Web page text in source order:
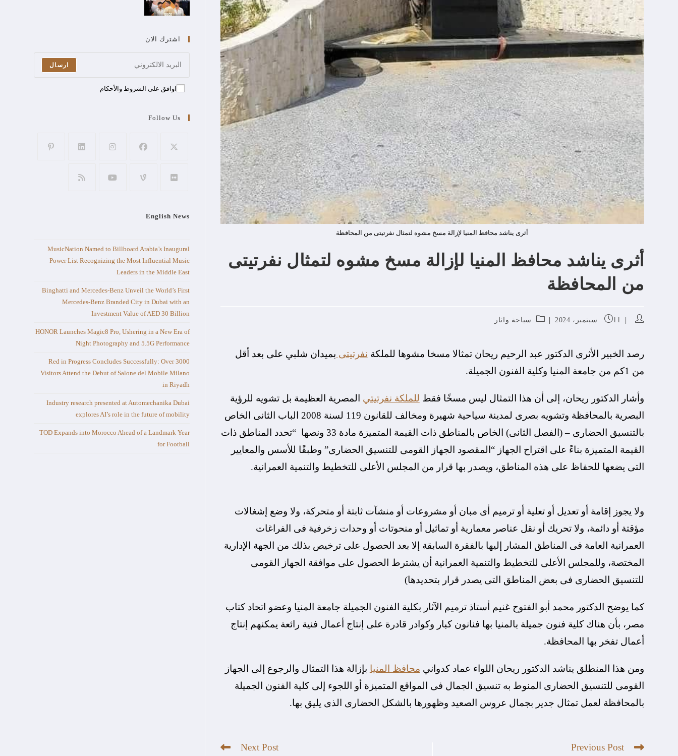
أثرى يناشد محافظ المنيا لإزالة مسخ مشوه لتمثال نفرتيتى من المحافظة
أثرى يناشد محافظ المنيا لإزالة مسخ مشوه لتمثال نفرتيتى
من المحافظة
11 سبتمبر، 2024 سياحة واثار
رصد الخبير الأثرى الدكتور عبد الرحيم ريحان تمثالا مسخا مشوها للملكة نفرتيتى بميدان شلبي على بعد أقل
من 1كم من جامعة المنيا وكلية الفنون الجميلة.
وأشار الدكتور ريحان، إلى أن هذا التمثال ليس مسخًا فقط للملكة نفرتيتي المصرية العظيمة بل تشويه للرؤية
البصرية بالمحافظة وتشويه بصرى لمدينة سياحية شهيرة ومخالف للقانون 119 لسنة 2008 الباب الثانى الخاص
بالتنسيق الحضارى – (الفصل الثانى) الخاص بالمناطق ذات القيمة المتميزة مادة 33 ونصها “تحدد المناطق ذات
القيمة المتميزة بناءً على اقتراح الجهاز “المقصود الجهاز القومى للتنسيق الحضارى” وطبقًا للأسس والمعايير
التى يضعها للحفاظ على هذه المناطق، ويصدر بها قرار من المجلس الأعلى للتخطيط والتنمية العمرانية.
ولا يجوز إقامة أو تعديل أو تعلية أو ترميم أى مبان أو مشروعات أو منشآت ثابتة أو متحركة، ولا وضع إشغالات
مؤقتة أو دائمة، ولا تحريك أو نقل عناصر معمارية أو تماثيل أو منحوتات أو وحدات زخرفية فى الفراغات
العمرانية العامة فى المناطق المشار إليها بالفقرة السابقة إلا بعد الحصول على ترخيص بذلك من الجهة الإدارية
المختصة، وللمجلس الأعلى للتخطيط والتنمية العمرانية أن يشترط الحصول على موافقة الجهاز القومى
للتنسيق الحضارى فى بعض المناطق التى يصدر قرار بتحديدها)
كما يوضح الدكتور محمد أبو الفتوح غنيم أستاذ ترميم الآثار بكلية الفنون الجميلة جامعة المنيا وعضو اتحاد كتاب
مصر، بأن هناك كلية فنون جميلة بالمنيا بها فنانون كبار وكوادر قادرة على إنتاج أعمال فنية رائعة يمكنهم إنتاج
أعمال تفخر بها المحافظة.
ومن هذا المنطلق يناشد الدكتور ريحان اللواء عماد كدواني محافظ المنيا بإزالة هذا التمثال والرجوع إلى الجهاز
القومى للتنسيق الحضارى المنوط به تنسيق الجمال فى المواقع المتميزة أو اللجوء إلى كلية الفنون الجميلة
بالمحافظة لعمل تمثال جدير بجمال عروس الصعيد وظهورها بالشكل الحضارى الذى يليق بها.
Previous Post
Next Post
اشترك الان
ارسال
اوافق على الشروط والأحكام
Follow Us
English News
MusicNation Named to Billboard Arabia’s Inaugural
Power List Recognizing the Most Influential Music
Leaders in the Middle East
Binghatti and Mercedes-Benz Unveil the World’s First
Mercedes-Benz Branded City in Dubai with an
Investment Value of AED 30 Billion
HONOR Launches Magic8 Pro, Ushering in a New Era of
Night Photography and 5.5G Performance
Red in Progress Concludes Successfully: Over 3000
Visitors Attend the Debut of Salone del Mobile.Milano
in Riyadh
Industry research presented at Automechanika Dubai
explores AI’s role in the future of mobility
TOD Expands into Morocco Ahead of a Landmark Year
for Football